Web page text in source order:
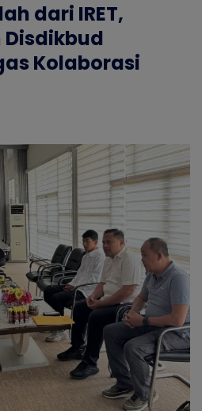
dari IRET,
Disdikbud
Kolaborasi